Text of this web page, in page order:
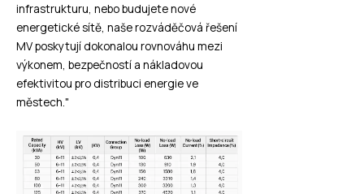
infrastrukturu, nebo budujete nové
energetické sítě, naše rozváděčová řešení
MV poskytují dokonalou rovnováhu mezi
výkonem, bezpečností a nákladovou
efektivitou pro distribuci energie ve
městech."